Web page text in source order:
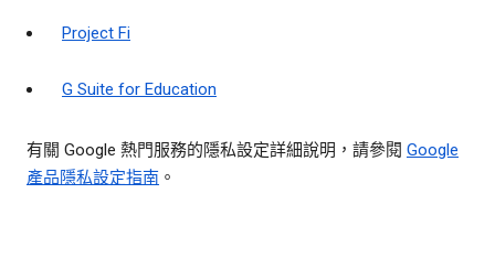
Project Fi
G Suite for Education
有關 Google 熱門服務的隱私設定詳細說明，請參閱 Google
產品隱私設定指南 。